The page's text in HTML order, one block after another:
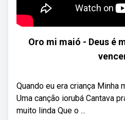
Oro mi maió - Deus é
Quando eu era criança Minha
Uma canção iorubá Cantava
muito linda Que o ...